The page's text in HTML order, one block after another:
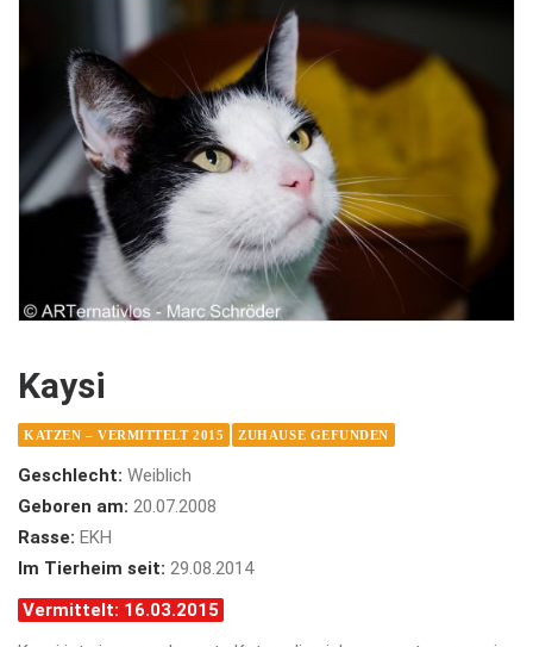
Kaysi
KATZEN – VERMITTELT 2015 ZUHAUSE GEFUNDEN
Geschlecht: Weiblich
Geboren am: 20.07.2008
Rasse: EKH
Im Tierheim seit: 29.08.2014
Vermittelt: 16.03.2015